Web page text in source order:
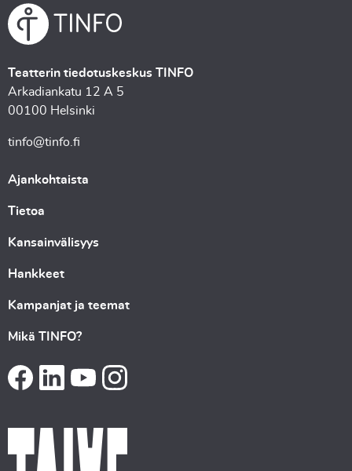
Teatterin tiedotuskeskus TINFO
Arkadiankatu 12 A 5
00100 Helsinki
tinfo@tinfo.fi
Ajankohtaista
Tietoa
Kansainvälisyys
Hankkeet
Kampanjat ja teemat
Mikä TINFO?